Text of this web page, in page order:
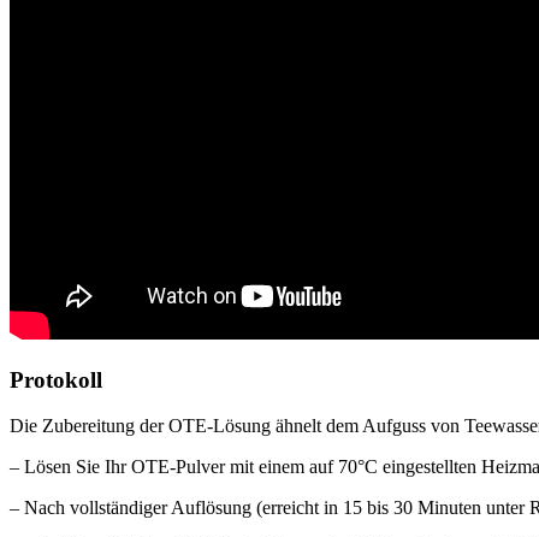
Protokoll
Die Zubereitung der OTE-Lösung ähnelt dem Aufguss von
– Lösen Sie Ihr OTE-Pulver mit einem auf 70°C eingestellten
– Nach vollständiger Auflösung (erreicht in 15 bis 30 Minuten unter